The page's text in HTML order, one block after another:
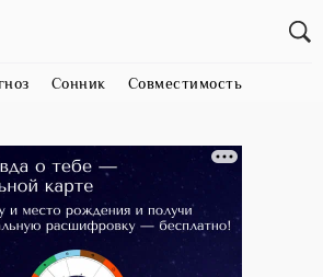
Сонник Совместимость